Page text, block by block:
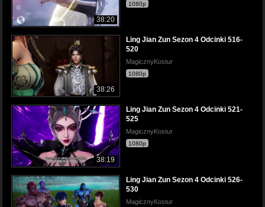
38:20
1080p
38:26
Ling Jian Zun Sezon 4 Odcinki 516-
520
MagicznyKostur
1080p
38:19
Ling Jian Zun Sezon 4 Odcinki 521-
525
MagicznyKostur
1080p
Ling Jian Zun Sezon 4 Odcinki 526-
530
MagicznyKostur